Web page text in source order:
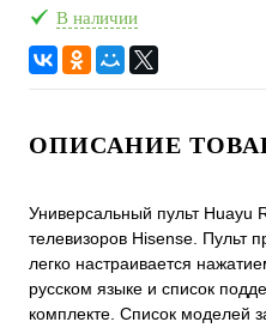
В наличии
ОПИСАНИЕ
Универсальный пульт Huayu
телевизоров Hisense. Пульт
легко настраивается
русском языке и список
комплекте. Список моделей